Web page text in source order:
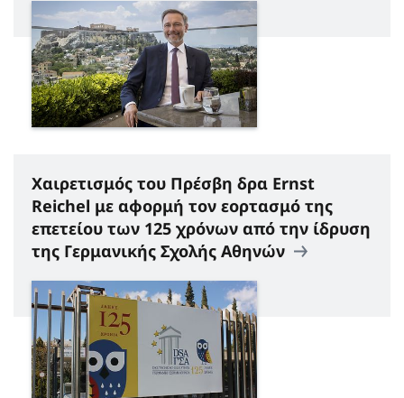
Χαιρετισμός του Πρέσβη δρα Ernst
Reichel με αφορμή τον εορτασμό της
επετείου των 125 χρόνων από την ίδρυση
της Γερμανικής Σχολής Αθηνών